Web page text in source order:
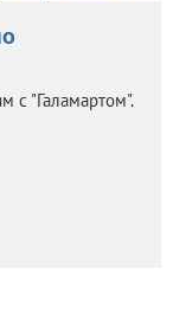
с "Галамартом".